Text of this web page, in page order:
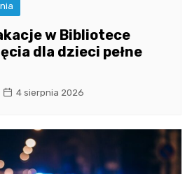
w Bibliotece
dla dzieci pełne
4 sierpnia 2026